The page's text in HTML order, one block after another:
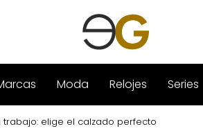
Moda Relojes Series
elige el calzado perfecto